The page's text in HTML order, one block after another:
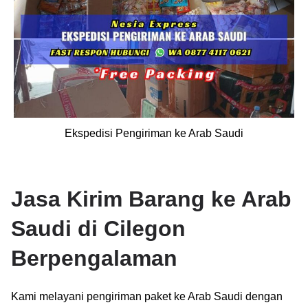
Ekspedisi Pengiriman ke Arab Saudi
Jasa Kirim Barang ke Arab
Saudi di Cilegon
Berpengalaman
Kami melayani pengiriman paket ke Arab Saudi dengan